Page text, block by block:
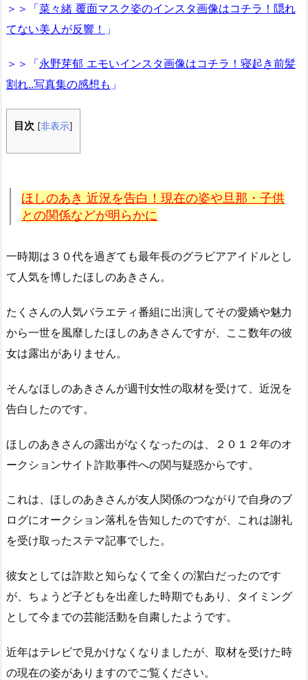
＞＞「菜々緒 覆面マスク姿のインスタ画像はコチラ！隠れ
てない美人が反響！ 」
＞＞「永野芽郁 エモいインスタ画像はコチラ！寝起き前髪
割れ..写真集の感想も 」
目次 [非表示]
ほしのあき 近況を告白！現在の姿や旦那・子供
との関係などが明らかに
一時期は３０代を過ぎても最年長のグラビアアイドルとし
て人気を博したほしのあきさん。
たくさんの人気バラエティ番組に出演してその愛嬌や魅力
から一世を風靡したほしのあきさんですが、ここ数年の彼
女は露出がありません。
そんなほしのあきさんが週刊女性の取材を受けて、近況を
告白したのです。
ほしのあきさんの露出がなくなったのは、２０１２年のオ
ークションサイト詐欺事件への関与疑惑からです。
これは、ほしのあきさんが友人関係のつながりで自身のブ
ログにオークション落札を告知したのですが、これは謝礼
を受け取ったステマ記事でした。
彼女としては詐欺と知らなくて全くの潔白だったのです
が、ちょうど子どもを出産した時期でもあり、タイミング
として今までの芸能活動を自粛したようです。
近年はテレビで見かけなくなりましたが、取材を受けた時
の現在の姿がありますのでご覧ください。